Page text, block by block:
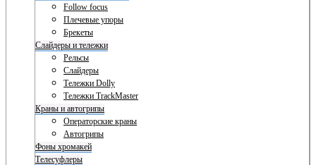
Follow focus
Плечевые упоры
Брекеты
Слайдеры и тележки
Рельсы
Слайдеры
Тележки Dolly
Тележки TrackMaster
Краны и автогрипы
Операторские краны
Автогрипы
Фоны хромакей
Телесуфлеры